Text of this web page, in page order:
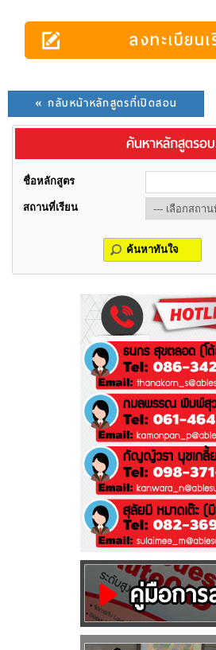
ลงทะเบียน
« กลับหน้าหลักสูตรที่เปิดสอน
ค้นหาหลักสูตรอ
ชื่อหลักสูตร
สถานที่เรียน
ค้นหาทันใจ